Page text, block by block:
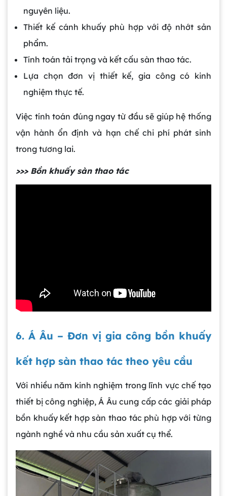
nguyên liệu.
Thiết kế cánh khuấy phù hợp với độ nhớt sản
phẩm.
Tính toán tải trọng và kết cấu sàn thao tác.
Lựa chọn đơn vị thiết kế, gia công có kinh
nghiệm thực tế.
Việc tính toán đúng ngay từ đầu sẽ giúp hệ thống
vận hành ổn định và hạn chế chi phí phát sinh
trong tương lai.
>>> Bồn khuấy sàn thao tác
6. Á Âu – Đơn vị gia công bồn khuấy
kết hợp sàn thao tác theo yêu cầu
Với nhiều năm kinh nghiệm trong lĩnh vực chế tạo
thiết bị công nghiệp, Á Âu cung cấp các giải pháp
bồn khuấy kết hợp sàn thao tác phù hợp với từng
ngành nghề và nhu cầu sản xuất cụ thể.